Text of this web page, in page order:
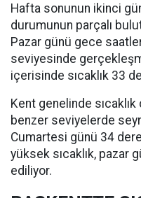
Hafta sonunun ikinci
durumunun parçalı
Pazar günü gece
seviyesinde
içerisinde sıcaklık 33
Kent genelinde
benzer seviyelerde
Cumartesi günü 34
yüksek sıcaklık, pazar
ediliyor.